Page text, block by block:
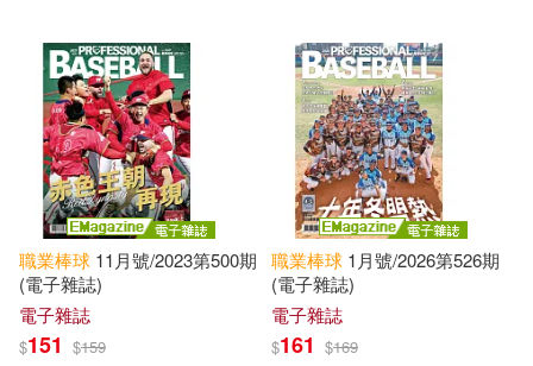
職業棒球 11月號/2023第500期
(電子雜誌)
電子雜誌
$151 $159
職業棒球 1月號/2026第526期
(電子雜誌)
電子雜誌
$161 $169